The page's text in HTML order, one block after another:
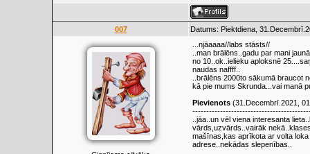
007 Datums: Piektdiena,
...njāaaaa//labs stāsts//
..man brālēns..gadu par mani
no 10..ok..ielieku aploksnē
naudas naffff..
..brālēns 2000to sākumā braucot
kā pie mums Skrunda...vai manā
Pievienots (31.Decembrī.2021,
..jāa..un vēl viena interesanta
vārds,uzvārds..vairāk
mašīnas,kas aprīkota ar volta
adrese..nekādas slepenības..